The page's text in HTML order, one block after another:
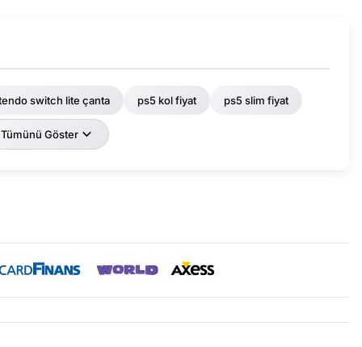
switch lite çanta ps5 kol fiyat ps5 slim fiyat
Tümünü Göster